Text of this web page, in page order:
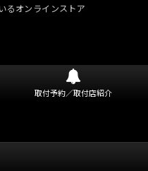
るオンラインストア
取付予約／取付店紹介